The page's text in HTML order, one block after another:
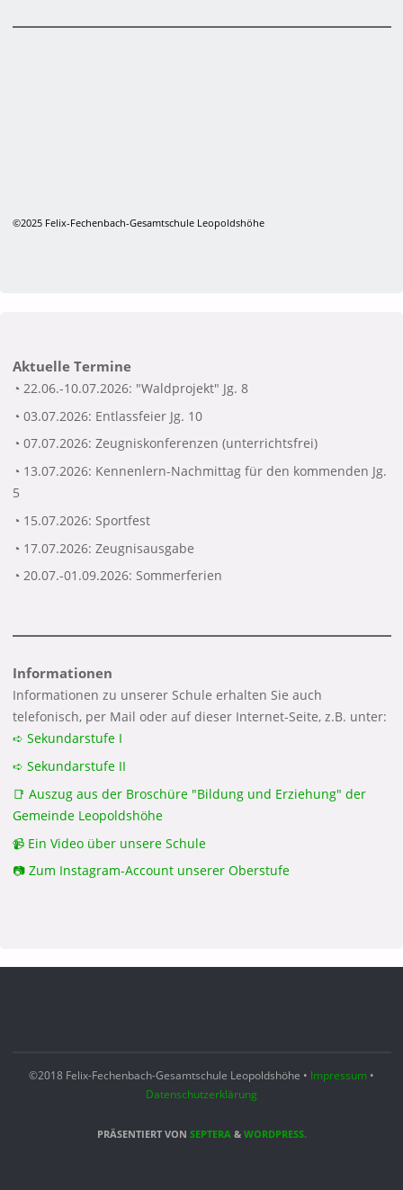
©2025 Felix-Fechenbach-Gesamtschule Leopoldshöhe
Aktuelle Termine
◔ 22.06.-10.07.2026: "Waldprojekt" Jg. 8
◔ 03.07.2026: Entlassfeier Jg. 10
◔ 07.07.2026: Zeugniskonferenzen (unterrichtsfrei)
◔ 13.07.2026: Kennenlern-Nachmittag für den kommenden Jg.
5
◔ 15.07.2026: Sportfest
◔ 17.07.2026: Zeugnisausgabe
◔ 20.07.-01.09.2026: Sommerferien
Informationen
Informationen zu unserer Schule erhalten Sie auch
telefonisch, per Mail oder auf dieser Internet-Seite, z.B. unter:
➪ Sekundarstufe I
➪ Sekundarstufe II
📑 Auszug aus der Broschüre "Bildung und Erziehung" der
Gemeinde Leopoldshöhe
📹 Ein Video über unsere Schule
📷 Zum Instagram-Account unserer Oberstufe
©2018 Felix-Fechenbach-Gesamtschule Leopoldshöhe • Impressum •
Datenschutzerklärung
PRÄSENTIERT VON SEPTERA & WORDPRESS.